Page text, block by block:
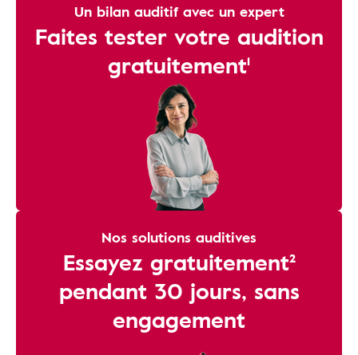
Un bilan auditif avec un expert
Faites tester votre audition
gratuitement¹
Nos solutions auditives
Essayez gratuitement²
pendant 30 jours, sans
engagement